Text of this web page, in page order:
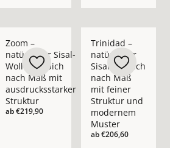
Zoom –
natürlicher Sisal-
Wolle-Teppich
nach Maß mit
ausdrucksstarker
Struktur
ab€219,90
Trinidad –
natürlicher
Sisal-Teppich
nach Maß
mit feiner
Struktur und
modernem
Muster
ab€206,60